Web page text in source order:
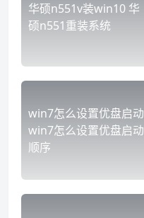
华硕n551v装win10 华
硕n551重装系统
win7怎么设置优盘启动
win7怎么设置优盘启动
顺序